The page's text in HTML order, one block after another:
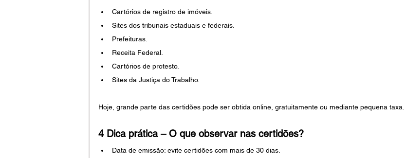
Cartórios de registro de imóveis.
Sites dos tribunais estaduais e federais.
Prefeituras.
Receita Federal.
Cartórios de protesto.
Sites da Justiça do Trabalho.
Hoje, grande parte das certidões pode ser obtida online, gratuitamente ou mediante pequena taxa.
4 Dica prática – O que observar nas certidões?
Data de emissão: evite certidões com mais de 30 dias.